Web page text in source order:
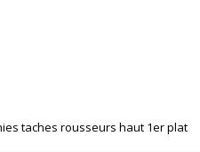
taches rousseurs haut 1er plat‎